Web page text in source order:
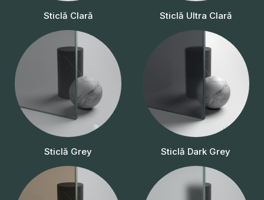
Sticlă Clară Sticlă Ultra Clară
Sticlă Grey Sticlă Dark Grey